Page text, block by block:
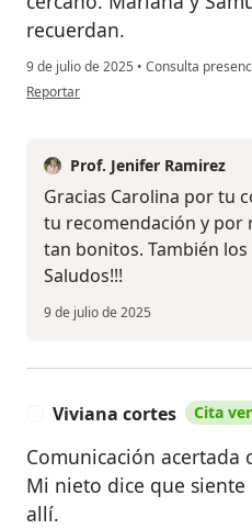
recuerdan.
9 de julio de 2025 • Consulta
en opinión del usuario Carolina
Reportar
Prof. Jenifer Ramirez
Gracias Carolina por tu
tu recomendación y por
tan bonitos. También
Saludos!!!
9 de julio de 2025
Viviana cortes Cita
Comunicación acertada
Mi nieto dice que
allí.